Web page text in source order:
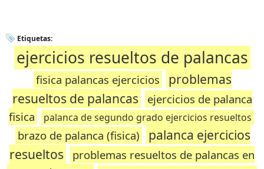
Etiquetas:
ejercicios resueltos de palancas
fisica palancas ejercicios
problemas
resueltos de palancas
ejercicios de palanca
fisica
palanca de segundo grado ejercicios resueltos
brazo de palanca (fisica)
palanca ejercicios
resueltos
problemas resueltos de palancas en